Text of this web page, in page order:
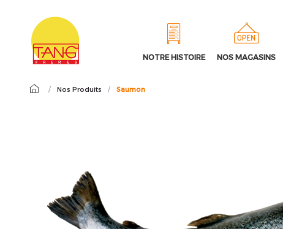
NOTRE HISTOIRE NOS MAGASINS
/ Nos Produits / Saumon